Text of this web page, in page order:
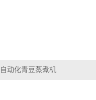
自动化青豆蒸煮机